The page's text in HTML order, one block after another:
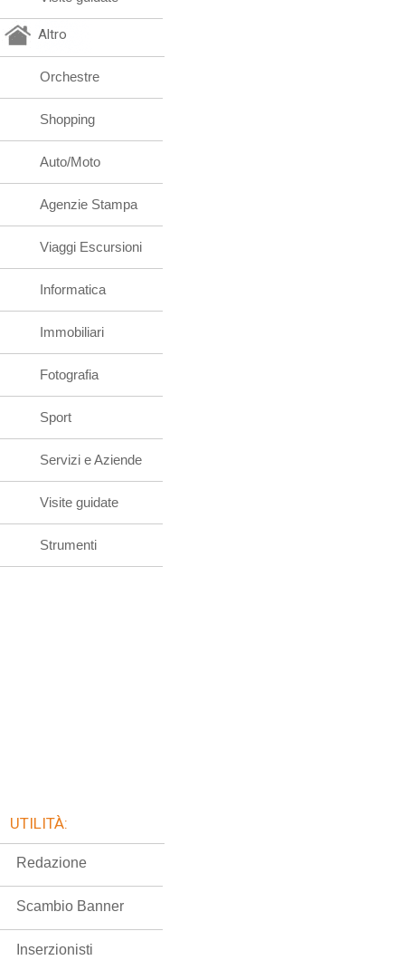
Altro
Orchestre
Shopping
Auto/Moto
Agenzie Stampa
Viaggi Escursioni
Informatica
Immobiliari
Fotografia
Sport
Servizi e Aziende
Visite guidate
Strumenti
UTILITÀ:
Redazione
Scambio Banner
Inserzionisti